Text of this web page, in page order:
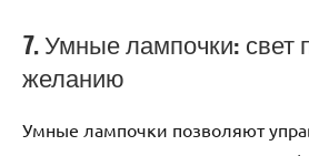
7. Умные лампочки: свет
желанию
Умные лампочки позволяют